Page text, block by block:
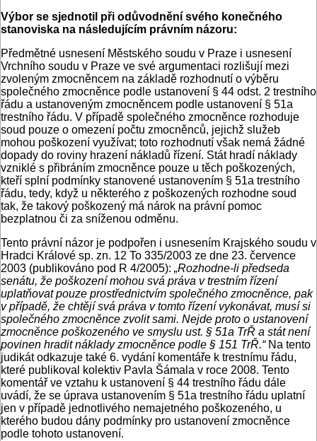
Výbor se sjednotil při odůvodnění svého konečného
stanoviska na následujícím právním názoru:
Předmětné usnesení Městského soudu v Praze i usnesení
Vrchního soudu v Praze ve své argumentaci rozlišují mezi
zvoleným zmocněncem na základě rozhodnutí o výběru
společného zmocněnce podle ustanovení § 44 odst. 2 trestního
řádu a ustanoveným zmocněncem podle ustanovení § 51a
trestního řádu. V případě společného zmocněnce rozhoduje
soud pouze o omezení počtu zmocněnců, jejichž služeb
mohou poškození využívat; toto rozhodnutí však nemá žádné
dopady do roviny hrazení nákladů řízení. Stát hradí náklady
vzniklé s přibráním zmocněnce pouze u těch poškozených,
kteří splní podmínky stanovené ustanovením § 51a trestního
řádu, tedy, když u některého z poškozených rozhodne soud
tak, že takový poškozený má nárok na právní pomoc
bezplatnou či za sníženou odměnu.
Tento právní názor je podpořen i usnesením Krajského soudu v
Hradci Králové sp. zn. 12 To 335/2003 ze dne 23. července
2003 (publikováno pod R 4/2005): „Rozhodne-li předseda
senátu, že poškození mohou svá práva v trestním řízení
uplatňovat pouze prostřednictvím společného zmocněnce, pak
v případě, že chtějí svá práva v tomto řízení vykonávat, musí si
společného zmocněnce zvolit sami. Nejde proto o ustanovení
zmocněnce poškozeného ve smyslu ust. § 51a TrŘ a stát není
povinen hradit náklady zmocněnce podle § 151 TrŘ.“Na tento
judikát odkazuje také 6. vydání komentáře k trestnímu řádu,
které publikoval kolektiv Pavla Šámala v roce 2008. Tento
komentář ve vztahu k ustanovení § 44 trestního řádu dále
uvádí, že se úprava ustanovením § 51a trestního řádu uplatní
jen v případě jednotlivého nemajetného poškozeného, u
kterého budou dány podmínky pro ustanovení zmocněnce
podle tohoto ustanovení.